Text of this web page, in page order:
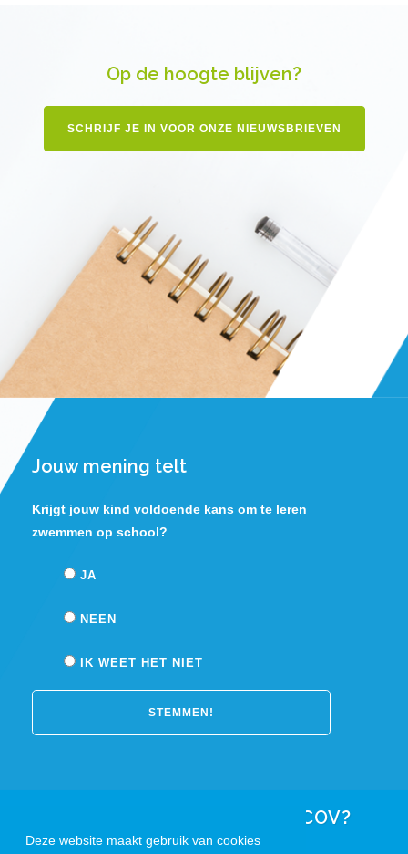
Deze website maakt gebruik van cookies
Op de hoogte blijven?
SCHRIJF JE IN VOOR ONZE NIEUWSBRIEVEN
Jouw mening telt
Krijgt jouw kind voldoende kans om te leren
zwemmen op school?
JA
NEEN
IK WEET HET NIET
Heeft u een vraag voor VCOV?
Contacteer ons!